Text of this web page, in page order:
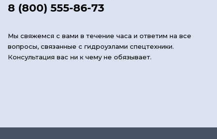
8 (800) 555-86-73
Мы свяжемся с вами в течение часа и ответим на все
вопросы, связанные с гидроузлами спецтехники.
Консультация вас ни к чему не обязывает.